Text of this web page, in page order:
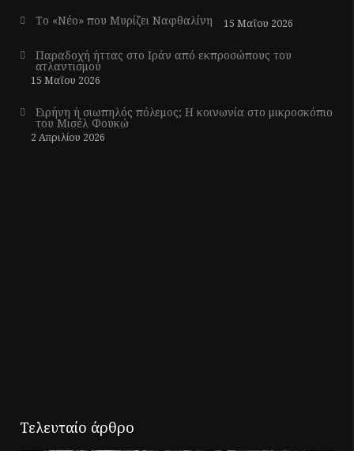
Το «Νέο» που Μυρίζει Ναφθαλίνη 15 Μαΐου 2026
Παραδοχή ήττας στο Ιράν από εκπροσώπους του
ατλαντισμού
15 Μαΐου 2026
Ειρήνη ή σιωπηλός πόλεμος; Η κοινωνία στο μικροσκόπιο
του Μισέλ Φουκώ
2 Απριλίου 2026
Τελευταίο άρθρο